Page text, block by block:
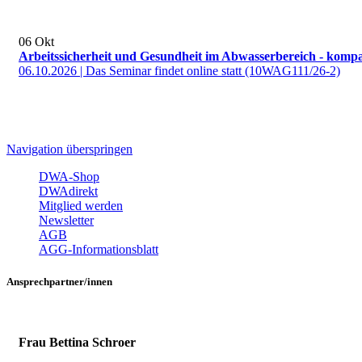
06 Okt
Arbeitssicherheit und Gesundheit im Abwasserbereich -
06.10.2026 | Das Seminar findet online statt (10WAG111/26-2)
Navigation überspringen
DWA-Shop
DWAdirekt
Mitglied werden
Newsletter
AGB
AGG-Informationsblatt
Ansprechpartner/innen
Frau Bettina Schroer